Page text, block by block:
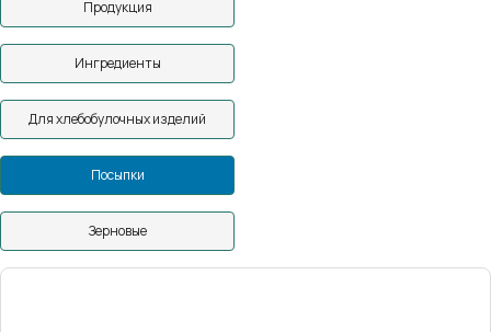
Продукция
Ингредиенты
Для хлебобулочных изделий
Посыпки
Зерновые